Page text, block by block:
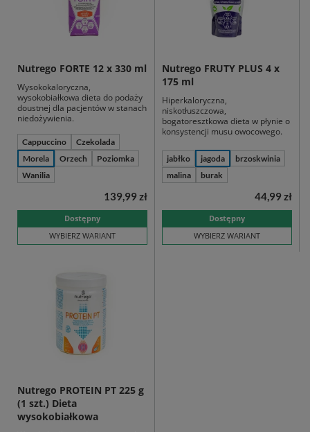
Nutrego FORTE 12 x 330 ml
Wysokokaloryczna,
wysokobiałkowa dieta do podaży
doustnej dla pacjentów w stanach
niedożywienia.
Cappuccino
Czekolada
Morela
Orzech
Poziomka
Wanilia
Dostępny
WYBIERZ WARIANT
139,99 zł
Nutrego FRUTY PLUS 4 x
175 ml
Hiperkaloryczna,
niskotłuszczowa,
bogatoresztkowa dieta w płynie o
konsystencji musu owocowego.
jabłko jagoda
brzoskwinia
malina
burak
Dostępny
WYBIERZ WARIANT
44,99 zł
Nutrego PROTEIN PT 225 g
(1 szt.) Dieta
wysokobiałkowa